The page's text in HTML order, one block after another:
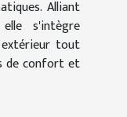
Alliant
s'intègre
extérieur tout
de confort et